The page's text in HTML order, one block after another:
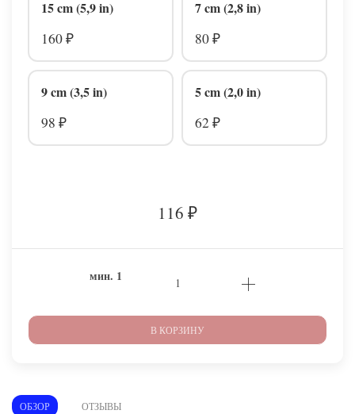
15 cm (5,9 in)
160 ₽
7 cm (2,8 in)
80 ₽
9 cm (3,5 in)
98 ₽
5 cm (2,0 in)
62 ₽
116 ₽
мин. 1
В КОРЗИНУ
ОБЗОР ОТЗЫВЫ